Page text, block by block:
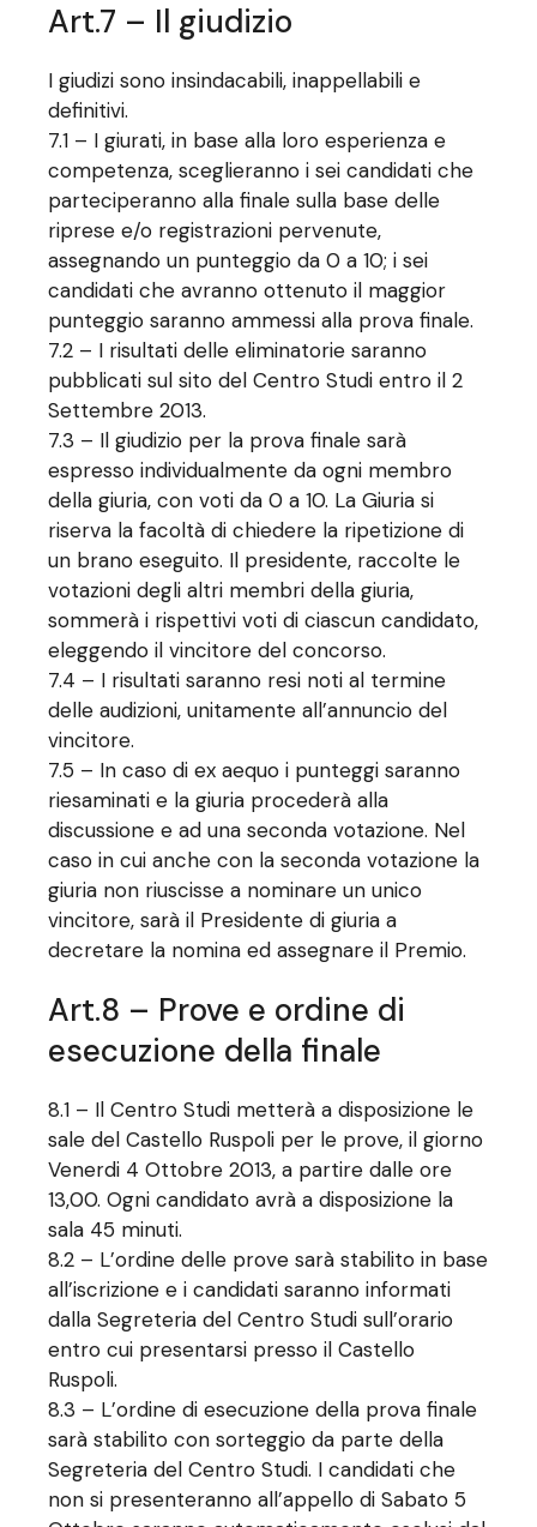
Art.7 – Il giudizio
I giudizi sono insindacabili, inappellabili e
definitivi.
7.1 – I giurati, in base alla loro esperienza e
competenza, sceglieranno i sei candidati che
parteciperanno alla finale sulla base delle
riprese e/o registrazioni pervenute,
assegnando un punteggio da 0 a 10; i sei
candidati che avranno ottenuto il maggior
punteggio saranno ammessi alla prova finale.
7.2 – I risultati delle eliminatorie saranno
pubblicati sul sito del Centro Studi entro il 2
Settembre 2013.
7.3 – Il giudizio per la prova finale sarà
espresso individualmente da ogni membro
della giuria, con voti da 0 a 10. La Giuria si
riserva la facoltà di chiedere la ripetizione di
un brano eseguito. Il presidente, raccolte le
votazioni degli altri membri della giuria,
sommerà i rispettivi voti di ciascun candidato,
eleggendo il vincitore del concorso.
7.4 – I risultati saranno resi noti al termine
delle audizioni, unitamente all’annuncio del
vincitore.
7.5 – In caso di ex aequo i punteggi saranno
riesaminati e la giuria procederà alla
discussione e ad una seconda votazione. Nel
caso in cui anche con la seconda votazione la
giuria non riuscisse a nominare un unico
vincitore, sarà il Presidente di giuria a
decretare la nomina ed assegnare il Premio.
Art.8 – Prove e ordine di
esecuzione della finale
8.1 – Il Centro Studi metterà a disposizione le
sale del Castello Ruspoli per le prove, il giorno
Venerdi 4 Ottobre 2013, a partire dalle ore
13,00. Ogni candidato avrà a disposizione la
sala 45 minuti.
8.2 – L’ordine delle prove sarà stabilito in base
all’iscrizione e i candidati saranno informati
dalla Segreteria del Centro Studi sull’orario
entro cui presentarsi presso il Castello
Ruspoli.
8.3 – L’ordine di esecuzione della prova finale
sarà stabilito con sorteggio da parte della
Segreteria del Centro Studi. I candidati che
non si presenteranno all’appello di Sabato 5